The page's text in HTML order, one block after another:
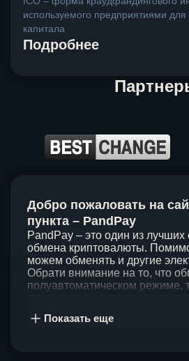
используемого предприятиями
капитала
Подробнее
Добро пожаловать на
пункта – PandPay
PandPay – это один из лучших
обмена криптовалюты.
можем обменять и другие
Обрати внимание на то, что
полуавтоматическом режиме,
клиентов, поэтому стараемся
Показать еще